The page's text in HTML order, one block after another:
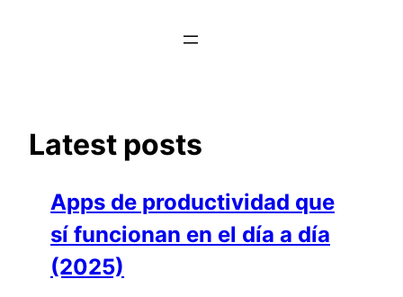
Latest posts
Apps de productividad que
sí funcionan en el día a día
(2025)